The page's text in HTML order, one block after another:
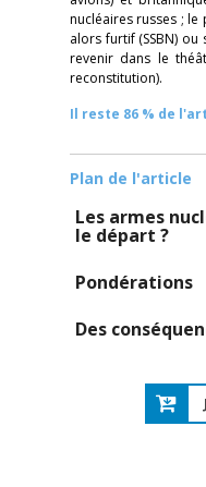
nucléaires russes ;
alors furtif (SSBN)
revenir dans le
reconstitution).
Il reste 86 % de
Plan de l'article
Les armes
le départ ?
Pondérations
Des